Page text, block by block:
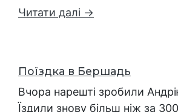
Читати далі →
Поїздка в Бершадь
Вчора нарешті зробили
Їздили знову більш ніж за